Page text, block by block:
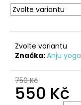
Zvolte variantu
Značka:Anju yoga
750 Kč
550 Kč
D
o
p